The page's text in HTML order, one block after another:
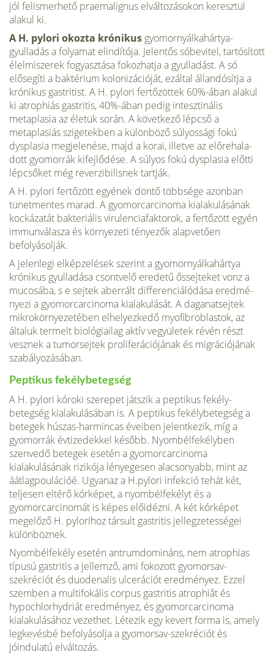
jól felismerhető praemalignus elváltozá­sokon keresztül
alakul ki.
A H. pylori okozta krónikus gyomornyálkahártya­-
gyulladás a folyamat elindítója. Jelentős sóbevitel, tar­tósított
élelmiszerek fogyasztása fokozhatja a gyulladást. A só
elősegíti a baktérium kolonizációját, ezáltal állan­dósítja a
krónikus gastritist. A H. pylori fertőzöttek 60%-ában alakul
ki atrophiás gastritis, 40%-ában pedig intesztinális
metaplasia az életük során. A következő lépcső a
metaplasiás szigetekben a különböző súlyossági fokú
dysplasia megjelenése, majd a korai, illetve az előrehala­
dott gyomorrák kifejlődése. A súlyos fokú dysplasia előtti
lépcsőket még reverzibilisnek tartják.
A H. pylori fertőzött egyének döntő többsége azonban
tünetmentes marad. A gyomorcarcinoma kialakulásá­nak
kockázatát bakteriális virulenciafaktorok, a fertőzött egyén
immunválasza és környezeti tényezők alapvetően
befolyásolják.
A jelenlegi elképzelések szerint a gyomornyálkahártya
krónikus gyulladása csontvelő eredetű őssejteket vonz a
mucosába, s e sejtek aberrált differenciálódása eredmé­
nyezi a gyomorcarcinoma kialakulását. A daganatsejtek
mikrokörnyezetében elhelyezkedő myofibroblastok, az
általuk termelt biológiailag aktív vegyületek révén részt
vesznek a tumorsejtek proliferációjának és migrációjá­nak
szabályozásában.
Peptikus fekélybetegség
A H. pylori kóroki szerepet játszik a peptikus fekély­
betegség kialakulásában is. A peptikus fekélybetegség a
betegek húszas-harmincas éveiben jelentkezik, míg a
gyomorrák évtizedekkel később. Nyombélfekélyben
szenvedő betegek esetén a gyomorcarcinoma
kialakulásának rizikója lényegesen alacsonyabb, mint az
áátlagpoulációé. Ugyanaz a H.pylori infekció tehát két,
teljesen eltérő kórképet, a nyombélfekélyt és a
gyomorcarcinomát is képes előidézni. A két kórképet
megelőző H. pylorihoz társult gastritis jellegzetességei
különböznek.
Nyombélfekély esetén antrumdomináns, nem atrophias
típusú gastritis a jellemző, ami fokozott gyomorsav-
szekréciót és duodenalis ulcerációt eredményez. Ezzel
szemben a multifokális corpus gastritis atrophiât és
hypochlorhydriát eredményez, és gyomorcarcinoma
kialakulásához vezethet. Létezik egy kevert forma is, amely
legkevésbé befolyásolja a gyomorsav-szekréciót és
jóindulatú elvál­tozás.